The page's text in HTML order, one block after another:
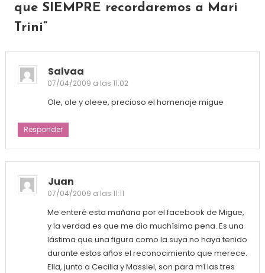
que SIEMPRE recordaremos a Mari
Trini”
Salvaa
07/04/2009 a las 11:02
Ole, ole y oleee, precioso el homenaje migue
Responder
Juan
07/04/2009 a las 11:11
Me enteré esta mañana por el facebook de Migue,
y la verdad es que me dio muchísima pena. Es una
lástima que una figura como la suya no haya tenido
durante estos años el reconocimiento que merece.
Ella, junto a Cecilia y Massiel, son para mí las tres